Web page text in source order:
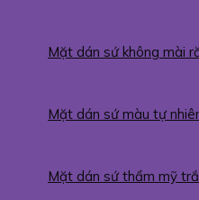
Mặt dán sứ không mài
Mặt dán sứ màu tự
Mặt dán sứ thẩm mỹ